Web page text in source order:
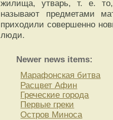
жилища, утварь, т. е.
называют предметами
приходили совершенно
люди.
Newer news items:
Марафонская битва
Расцвет Афин
Греческие города
Первые греки
Остров Миноса